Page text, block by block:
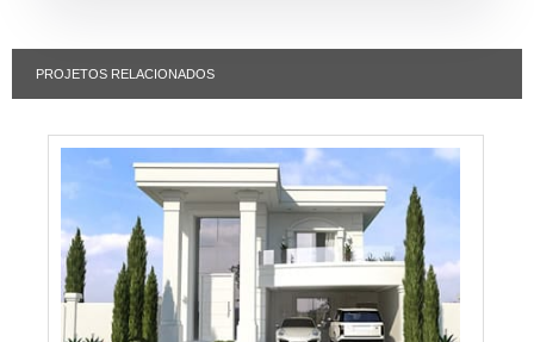
PROJETOS RELACIONADOS